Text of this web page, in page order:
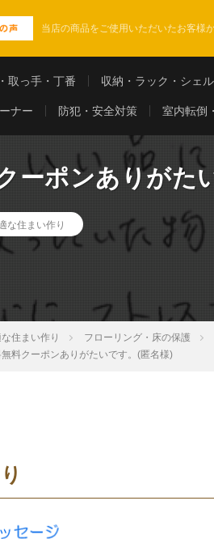
当店の商品をご使用いただいたお客様
取っ手・丁番 収納・ラック・シェ
ナー 防犯・安全対策 室内転倒
ーポンありがた
な住まい作り
住まい作り フローリング・床の保護
料クーポンありがたいです。(匿名様)